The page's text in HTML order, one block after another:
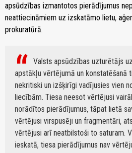
apsūdzības izmantotos pierādījumus
neattiecināmiem uz izskatāmo lietu,
prokuratūrā.
Valsts apsūdzības uzturētājs
apstākļu vērtējumā un konstatēšanā
nekritiski un izšķirīgi vadījusies vien
liecībām. Tiesa neesot vērtējusi
norādītos pierādījumus, tāpat lietā
vērtējusi virspusēji un fragmentāri,
vērtējusi arī neatbilstoši to saturam.
ieskatā, tiesa pierādījumus nav